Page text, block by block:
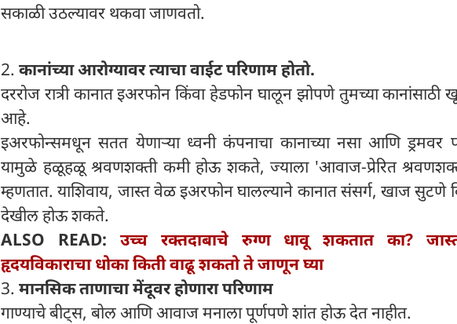
सकाळी उठल्यावर थकवा जाणवतो.
2. कानांच्या आरोग्यावर त्याचा वाईट परिणाम होतो.
दररोज रात्री कानात इअरफोन किंवा हेडफोन घालून झोपणे तुमच्या कानांसाठी
आहे.
इअरफोन्समधून सतत येणाऱ्या ध्वनी कंपनाचा कानाच्या नसा आणि ड्रमवर
यामुळे हळूहळू श्रवणशक्ती कमी होऊ शकते, ज्याला 'आवाज-प्रेरित
म्हणतात. याशिवाय, जास्त वेळ इअरफोन घालल्याने कानात संसर्ग, खाज
देखील होऊ शकते.
ALSO READ: उच्च रक्तदाबाचे रुग्ण धावू शकतात का?
हृदयविकाराचा धोका किती वाढू शकतो ते जाणून घ्या
3. मानसिक ताणाचा मेंदूवर होणारा परिणाम
गाण्याचे बीट्स, बोल आणि आवाज मनाला पूर्णपणे शांत होऊ देत नाहीत.